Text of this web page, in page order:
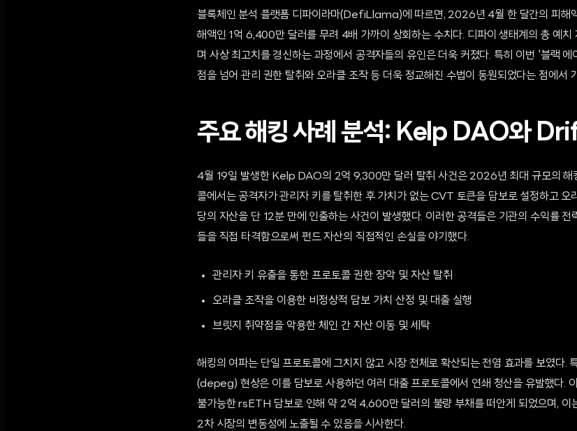
블록체인 분석 플랫폼 디파이라마(DefiLlama)에 따르면, 2026년 4월 한 달간의 피해
해액인 1억 6,400만 달러를 무려 4배 가까이 상회하는 수치다. 디파이 생태계의 총 예
며 사상 최고치를 경신하는 과정에서 공격자들의 유인은 더욱 커졌다. 특히 이번 '블랙
점을 넘어 관리 권한 탈취와 오라클 조작 등 더욱 정교해진 수법이 동원되었다는 점에서
주요 해킹 사례 분석: Kelp DAO와
4월 19일 발생한 Kelp DAO의 2억 9,300만 달러 탈취 사건은 2026년 최대 규모의 해
콜에서는 공격자가 관리자 키를 탈취한 후 가치가 없는 CVT 토큰을 담보로 설정하고
당의 자산을 단 12분 만에 인출하는 사건이 발생했다. 이러한 공격들은 기관의 수익률
들을 직접 타격함으로써 펀드 자산의 직접적인 손실을 야기했다.
관리자 키 유출을 통한 프로토콜 권한 장악 및 자산 탈취
오라클 조작을 이용한 비정상적 담보 가치 산정 및 대출 실행
브릿지 취약점을 악용한 체인 간 자산 이동 및 세탁
해킹의 여파는 단일 프로토콜에 그치지 않고 시장 전체로 확산되는 전염 효과를 보였다.
(depeg) 현상은 이를 담보로 사용하던 여러 대출 프로토콜에서 연쇄 청산을 유발했다.
불가능한 rsETH 담보로 인해 약 2억 4,600만 달러의 불량 부채를 떠안게 되었으며, 이
2차 시장의 변동성에 노출될 수 있음을 시사한다.